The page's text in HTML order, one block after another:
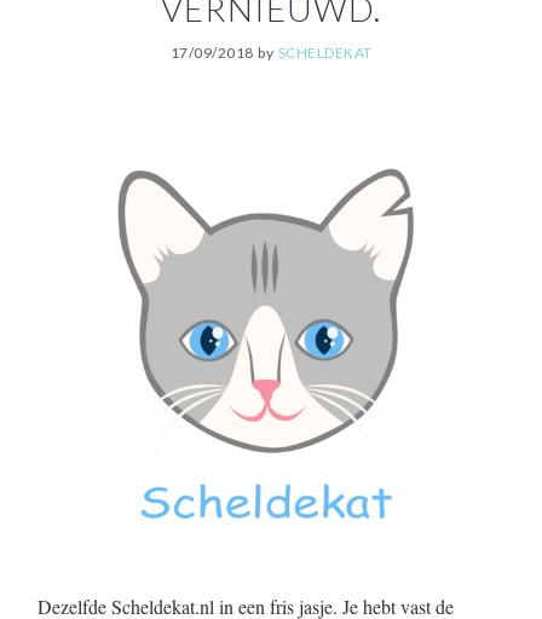
VERNIEUWD.
17/09/2018 by SCHELDEKAT
Dezelfde Scheldekat.nl in een fris jasje. Je hebt vast de